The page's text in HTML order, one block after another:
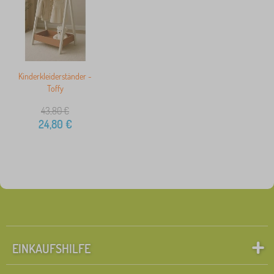
Kinderkleiderständer -
Toffy
43,80€
24,80 €
EINKAUFSHILFE